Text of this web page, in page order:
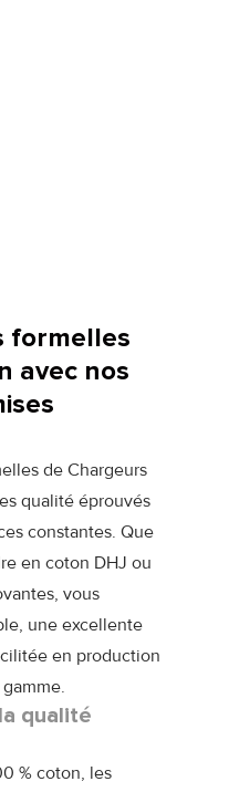
formelles
avec nos
de Chargeurs
qualité éprouvés
constantes. Que
en coton DHJ ou
vous
une excellente
en production
qualité
% coton, les